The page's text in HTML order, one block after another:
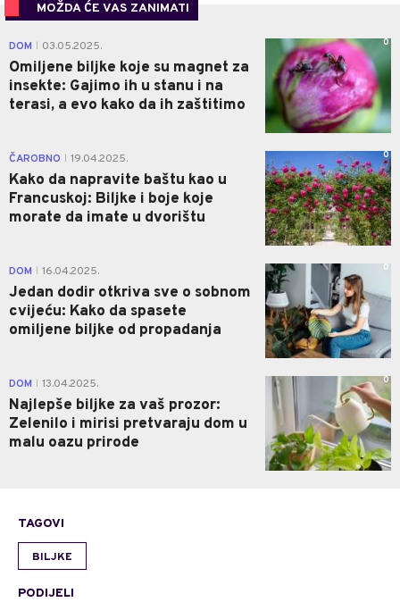
MOŽDA ĆE VAS ZANIMATI
DOM 03.05.2025.
Omiljene biljke koje su magnet za
insekte: Gajimo ih u stanu i na
terasi, a evo kako da ih zaštitimo
0
ČAROBNO 19.04.2025.
Kako da napravite baštu kao u
Francuskoj: Biljke i boje koje
morate da imate u dvorištu
0
DOM 16.04.2025.
Jedan dodir otkriva sve o sobnom
cvijeću: Kako da spasete
omiljene biljke od propadanja
0
DOM 13.04.2025.
Najlepše biljke za vaš prozor:
Zelenilo i mirisi pretvaraju dom u
malu oazu prirode
0
TAGOVI
BILJKE
PODIJELI